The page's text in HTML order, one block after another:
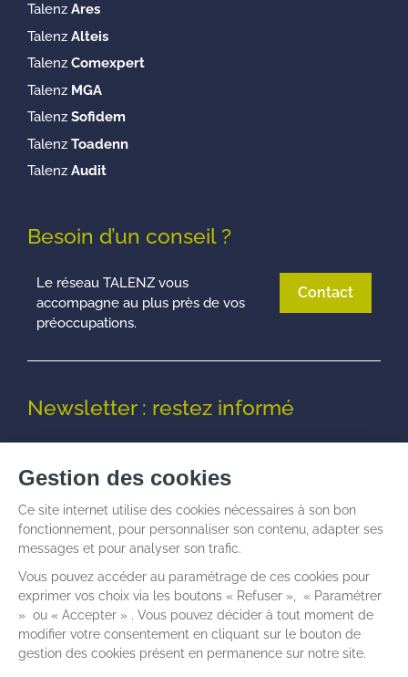
Talenz Ares
Talenz Alteis
Talenz Comexpert
Talenz MGA
Talenz Sofidem
Talenz Toadenn
Talenz Audit
Besoin d’un conseil ?
Le réseau TALENZ vous
accompagne au plus près de vos
préoccupations.
Contact
Newsletter : restez informé